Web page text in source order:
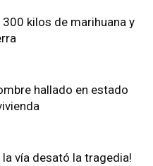
300 kilos de marihuana y
hallado en estado
la vía desató la tragedia!